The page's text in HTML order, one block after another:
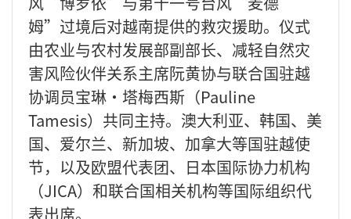
姆”过境后对越南提供的救灾援助。仪式
由农业与农村发展部副部长、减轻自然灾
害风险伙伴关系主席阮黄协与联合国驻越
协调员宝琳·塔梅西斯（Pauline
Tamesis）共同主持。澳大利亚、韩国、美
国、爱尔兰、新加坡、加拿大等国驻越使
节，以及欧盟代表团、日本国际协力机构
（JICA）和联合国相关机构等国际组织代
表出席。